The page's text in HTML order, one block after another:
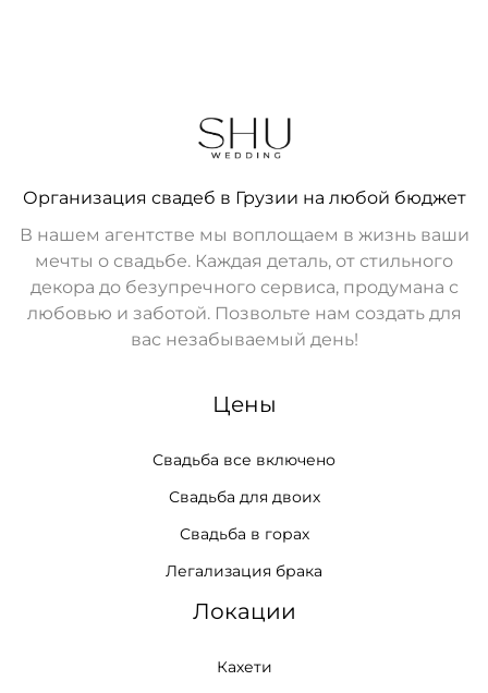
ВСЕ ЛОКАЦИИ
Организация свадеб в Грузии на любой бюджет
В нашем агентстве мы воплощаем в жизнь ваши
мечты о свадьбе. Каждая деталь, от стильного
декора до безупречного сервиса, продумана с
любовью и заботой. Позвольте нам создать для
вас незабываемый день!
Цены
Свадьба все включено
Свадьба для двоих
Свадьба в горах
Легализация брака
Локации
Кахети